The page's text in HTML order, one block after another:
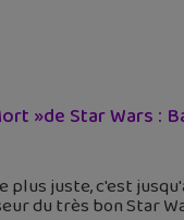
»de Star Wars :
plus juste, c'est
du très bon Star